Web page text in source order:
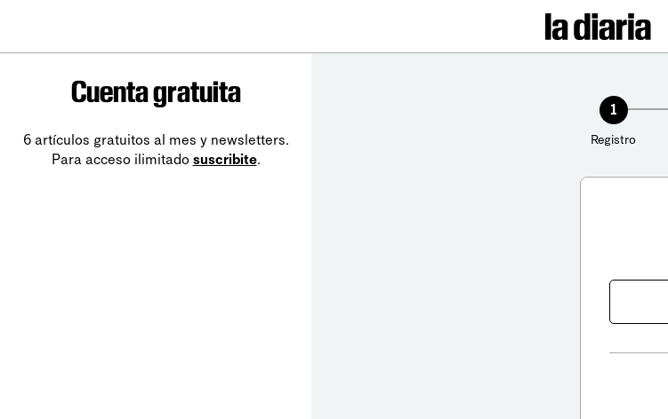
Cuenta gratuita
6 artículos gratuitos al mes y newsletters.
Para acceso ilimitado suscribite.
1
Registro